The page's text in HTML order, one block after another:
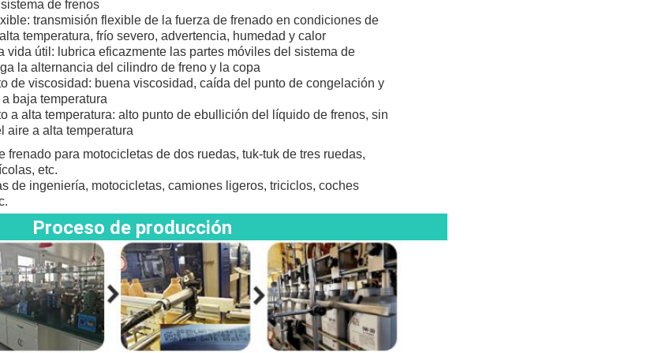
de frenos
transmisión flexible de la fuerza de frenado en condiciones de
temperatura, frío severo, advertencia, humedad y calor
vida útil: lubrica eficazmente las partes móviles del sistema de
la alternancia del cilindro de freno y la copa
de viscosidad: buena viscosidad, caída del punto de congelación y
baja temperatura
a alta temperatura: alto punto de ebullición del líquido de frenos, sin
aire a alta temperatura
frenado para motocicletas de dos ruedas, tuk-tuk de tres ruedas,
etc.
de ingeniería, motocicletas, camiones ligeros, triciclos, coches
Proceso de producción